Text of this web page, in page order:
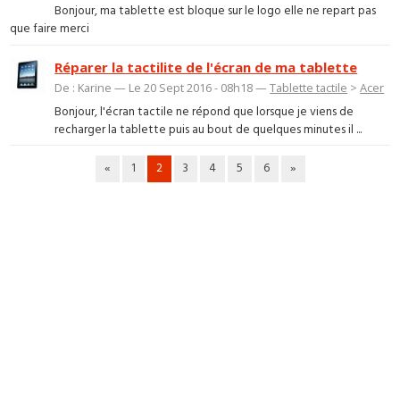
Bonjour, ma tablette est bloque sur le logo elle ne repart pas
que faire merci
Réparer la tactilite de l'écran de ma tablette
De : Karine — Le 20 Sept 2016 - 08h18 —Tablette tactile >Acer
Bonjour, l'écran tactile ne répond que lorsque je viens de
recharger la tablette puis au bout de quelques minutes il ...
« 1 2 3 4 5 6 »